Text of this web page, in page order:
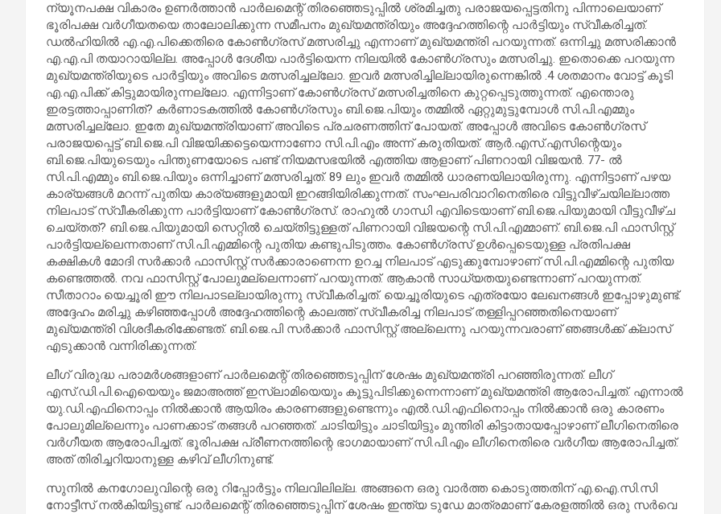
ന്യൂനപക്ഷ വികാരം ഉണര്‍ത്താന്‍ പാര്‍ലമെന്റ് തിരഞ്ഞെടുപ്പില്‍ ശ്രമിച്ചതു പരാജയപ്പെട്ടതിനു പിന്നാലെയാണ്
ഭൂരിപക്ഷ വര്‍ഗീയതയെ താലോലിക്കുന്ന സമീപനം മുഖ്യമന്ത്രിയും അദ്ദേഹത്തിന്റെ പാര്‍ട്ടിയും സ്വീകരിച്ചത്.
ഡല്‍ഹിയില്‍ എ.എ.പിക്കെതിരെ കോണ്‍ഗ്രസ് മത്സരിച്ചു എന്നാണ് മുഖ്യമന്ത്രി പറയുന്നത്. ഒന്നിച്ചു മത്സരിക്കാന്‍
എ.എ.പി തയാറായില്ല. അപ്പോള്‍ ദേശീയ പാര്‍ട്ടിയെന്ന നിലയില്‍ കോണ്‍ഗ്രസും മത്സരിച്ചു. ഇതൊക്കെ പറയുന്ന
മുഖ്യമന്ത്രിയുടെ പാര്‍ട്ടിയും അവിടെ മത്സരിച്ചല്ലോ. ഇവര്‍ മത്സരിച്ചില്ലായിരുന്നെങ്കില്‍ .4 ശതമാനം വോട്ട് കൂടി
എ.എ.പിക്ക് കിട്ടുമായിരുന്നല്ലോ. എന്നിട്ടാണ് കോണ്‍ഗ്രസ് മത്സരിച്ചതിനെ കുറ്റപ്പെടുത്തുന്നത്. എന്തൊരു
ഇരട്ടത്താപ്പാണിത്? കര്‍ണാടകത്തില്‍ കോണ്‍ഗ്രസും ബി.ജെ.പിയും തമ്മില്‍ ഏറ്റുമുട്ടുമ്പോള്‍ സി.പി.എമ്മും
മത്സരിച്ചല്ലോ. ഇതേ മുഖ്യമന്ത്രിയാണ് അവിടെ പ്രചരണത്തിന് പോയത്. അപ്പോള്‍ അവിടെ കോണ്‍ഗ്രസ്
പരാജയപ്പെട്ട് ബി.ജെ.പി വിജയിക്കട്ടെയെന്നാണോ സി.പി.എം അന്ന് കരുതിയത്. ആര്‍.എസ്.എസിന്റെയും
ബി.ജെ.പിയുടെയും പിന്തുണയോടെ പണ്ട് നിയമസഭയില്‍ എത്തിയ ആളാണ് പിണറായി വിജയന്‍. 77- ല്‍
സി.പി.എമ്മും ബി.ജെ.പിയും ഒന്നിച്ചാണ് മത്സരിച്ചത്. 89 ലും ഇവര്‍ തമ്മില്‍ ധാരണയിലായിരുന്നു. എന്നിട്ടാണ് പഴയ
കാര്യങ്ങള്‍ മറന്ന് പുതിയ കാര്യങ്ങളുമായി ഇറങ്ങിയിരിക്കുന്നത്. സംഘപരിവാറിനെതിരെ വിട്ടുവീഴ്ചയില്ലാത്ത
നിലപാട് സ്വീകരിക്കുന്ന പാര്‍ട്ടിയാണ് കോണ്‍ഗ്രസ്. രാഹുല്‍ ഗാന്ധി എവിടെയാണ് ബി.ജെ.പിയുമായി വീട്ടുവീഴ്ച
ചെയ്തത്? ബി.ജെ.പിയുമായി സെറ്റില്‍ ചെയ്തിട്ടുള്ളത് പിണറായി വിജയന്റെ സി.പി.എമ്മാണ്. ബി.ജെ.പി ഫാസിസ്റ്റ്
പാര്‍ട്ടിയല്ലെന്നതാണ് സി.പി.എമ്മിന്റെ പുതിയ കണ്ടുപിടുത്തം. കോണ്‍ഗ്രസ് ഉള്‍പ്പെടെയുള്ള പ്രതിപക്ഷ
കക്ഷികള്‍ മോദി സര്‍ക്കാര്‍ ഫാസിസ്റ്റ് സര്‍ക്കാരാണെന്ന ഉറച്ച നിലപാട് എടുക്കുമ്പോഴാണ് സി.പി.എമ്മിന്റെ പുതിയ
കണ്ടെത്തല്‍. നവ ഫാസിസ്റ്റ് പോലുമല്ലെന്നാണ് പറയുന്നത്. ആകാന്‍ സാധ്യതയുണ്ടെന്നാണ് പറയുന്നത്.
സീതാറാം യെച്ചൂരി ഈ നിലപാടല്ലായിരുന്നു സ്വീകരിച്ചത്. യെച്ചൂരിയുടെ എത്രയോ ലേഖനങ്ങള്‍ ഇപ്പോഴുമുണ്ട്.
അദ്ദേഹം മരിച്ചു കഴിഞ്ഞപ്പോള്‍ അദ്ദേഹത്തിന്റെ കാലത്ത് സ്വീകരിച്ച നിലപാട് തള്ളിപ്പറഞ്ഞതിനെയാണ്
മുഖ്യമന്ത്രി വിശദീകരിക്കേണ്ടത്. ബി.ജെ.പി സര്‍ക്കാര്‍ ഫാസിസ്റ്റ് അല്ലെന്നു പറയുന്നവരാണ് ഞങ്ങള്‍ക്ക് ക്ലാസ്
എടുക്കാന്‍ വന്നിരിക്കുന്നത്.
ലീഗ് വിരുദ്ധ പരാമര്‍ശങ്ങളാണ് പാര്‍ലമെന്റ് തിരഞ്ഞെടുപ്പിന് ശേഷം മുഖ്യമന്ത്രി പറഞ്ഞിരുന്നത്. ലീഗ്
എസ്.ഡി.പി.ഐയെയും ജമാഅത്ത് ഇസ്ലാമിയെയും കൂട്ടുപിടിക്കുന്നെന്നാണ് മുഖ്യമന്ത്രി ആരോപിച്ചത്. എന്നാല്‍
യു.ഡി.എഫിനൊപ്പം നില്‍ക്കാന്‍ ആയിരം കാരണങ്ങളുണ്ടെന്നും എല്‍.ഡി.എഫിനൊപ്പം നില്‍ക്കാന്‍ ഒരു കാരണം
പോലുമില്ലെന്നും പാണക്കാട് തങ്ങള്‍ പറഞ്ഞത്. ചാടിയിട്ടും ചാടിയിട്ടും മുന്തിരി കിട്ടാതായപ്പോഴാണ് ലീഗിനെതിരെ
വര്‍ഗീയത ആരോപിച്ചത്. ഭൂരിപക്ഷ പ്രീണനത്തിന്റെ ഭാഗമായാണ് സി.പി.എം ലീഗിനെതിരെ വര്‍ഗീയ ആരോപിച്ചത്.
അത് തിരിച്ചറിയാനുള്ള കഴിവ് ലീഗിനുണ്ട്.
സുനില്‍ കനഗോലുവിന്റെ ഒരു റിപ്പോര്‍ട്ടും നിലവിലില്ല. അങ്ങനെ ഒരു വാര്‍ത്ത കൊടുത്തതിന് എ.ഐ.സി.സി
നോട്ടീസ് നല്‍കിയിട്ടുണ്ട്. പാര്‍ലമെന്റ് തിരഞ്ഞെടുപ്പിന് ശേഷം ഇന്ത്യ ടുഡേ മാത്രമാണ് കേരളത്തില്‍ ഒരു സര്‍വെ